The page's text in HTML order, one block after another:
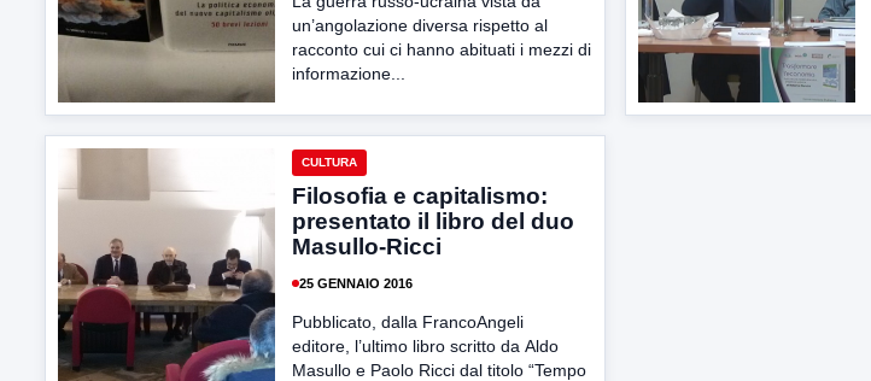
un’angolazione diversa rispetto al
racconto cui ci hanno abituati i mezzi di
informazione...
CULTURA
Filosofia e capitalismo:
presentato il libro del duo
Masullo-Ricci
25 GENNAIO 2016
Pubblicato, dalla FrancoAngeli
editore, l’ultimo libro scritto da Aldo
Masullo e Paolo Ricci dal titolo “Tempo